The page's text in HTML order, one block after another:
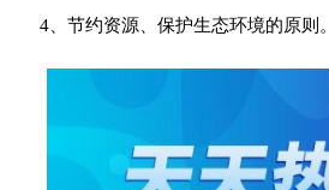
4、节约资源、保护生态环境的原则。